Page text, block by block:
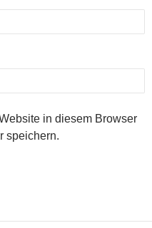
in diesem Browser
speichern.